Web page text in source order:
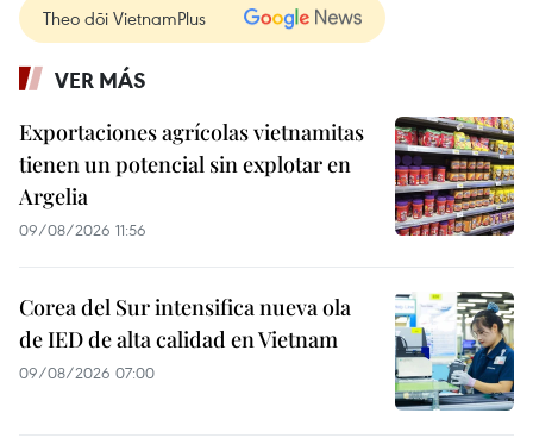
Theo dõi VietnamPlus
VER MÁS
Exportaciones agrícolas vietnamitas
tienen un potencial sin explotar en
Argelia
09/08/2026 11:56
Corea del Sur intensifica nueva ola
de IED de alta calidad en Vietnam
09/08/2026 07:00